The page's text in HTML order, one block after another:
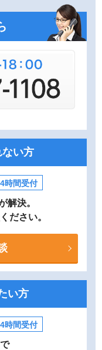
い方
時間受付
解決。
ださい。
い方
時間受付